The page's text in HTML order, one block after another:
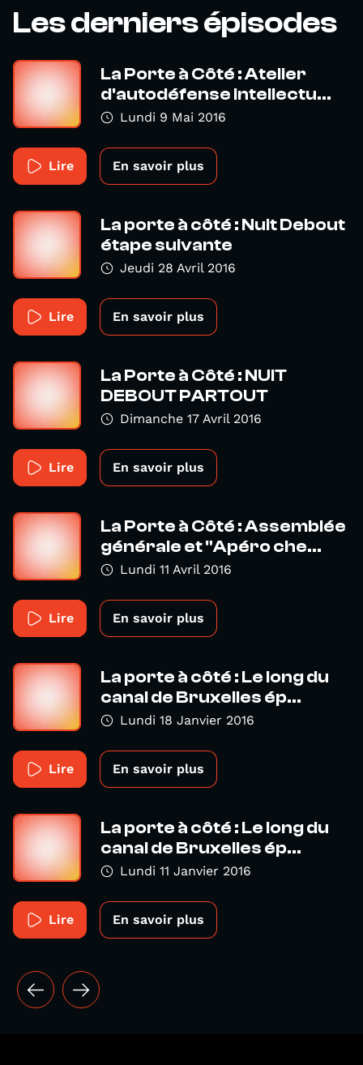
Les derniers épisodes
La Porte à Côté : Atelier
d'autodéfense intellectu...
Lundi 9 Mai 2016
Lire En savoir plus
La porte à côté : Nuit Debout
étape suivante
Jeudi 28 Avril 2016
Lire En savoir plus
La Porte à Côté : NUIT
DEBOUT PARTOUT
Dimanche 17 Avril 2016
Lire En savoir plus
La Porte à Côté : Assemblée
générale et "Apéro che...
Lundi 11 Avril 2016
Lire En savoir plus
La porte à côté : Le long du
canal de Bruxelles ép...
Lundi 18 Janvier 2016
Lire En savoir plus
La porte à côté : Le long du
canal de Bruxelles ép...
Lundi 11 Janvier 2016
Lire En savoir plus